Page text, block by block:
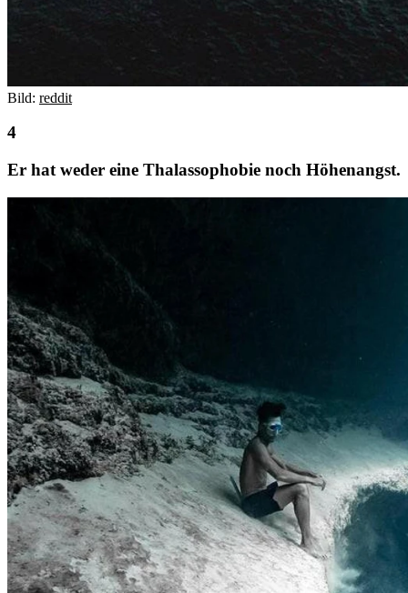
Bild: reddit
Er hat weder eine Thalassophobie noch Höhenangst.